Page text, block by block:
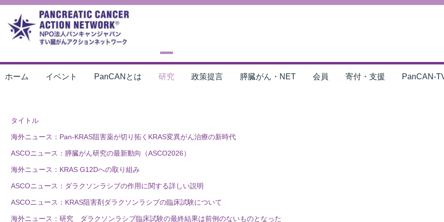
ホーム イベント PanCANとは 研究 政策提言 膵臓がん・NET 会員 寄付・支援 PanCAN-
タイトル
海外ニュース：Pan-KRAS阻害薬が切り拓くKRAS変異がん治療の新時代
ASCOニュース：膵臓がん研究の最新動向（ASCO2026）
海外ニュース：KRAS G12Dへの取り組み
ASCOニュース：ダラクソンラシブの作用に関する詳しい説明
ASCOニュース：KRAS阻害剤ダラクソンラシブの臨床試験について
海外ニュース：研究 ダラクソンラシブ臨床試験の最終結果は前例のないものとなった